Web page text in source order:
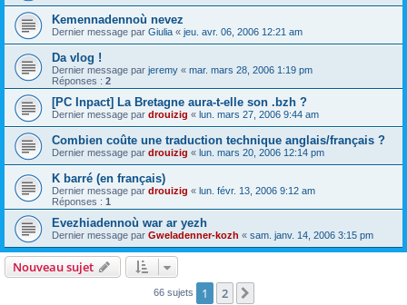
Kemennadennoù nevez
Dernier message par Giulia « jeu. avr. 06, 2006 12:21 am
Da vlog !
Dernier message par jeremy « mar. mars 28, 2006 1:19 pm
Réponses : 2
[PC Inpact] La Bretagne aura-t-elle son .bzh ?
Dernier message par drouizig « lun. mars 27, 2006 9:44 am
Combien coûte une traduction technique anglais/français ?
Dernier message par drouizig « lun. mars 20, 2006 12:14 pm
K barré (en français)
Dernier message par drouizig « lun. févr. 13, 2006 9:12 am
Réponses : 1
Evezhiadennoù war ar yezh
Dernier message par Gweladenner-kozh « sam. janv. 14, 2006 3:15 pm
Nouveau sujet
66 sujets 1 2